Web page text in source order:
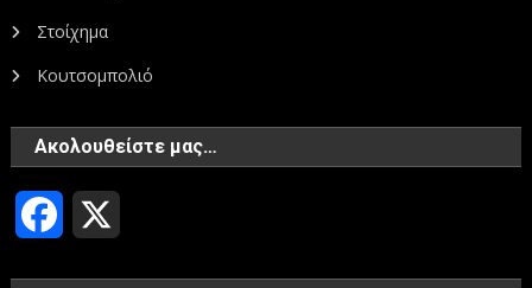
Στοίχημα
Κουτσομπολιό
Ακολουθείστε μας…
Facebook